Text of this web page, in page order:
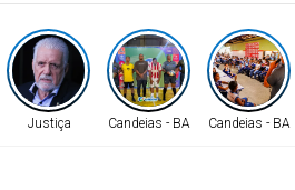
Justiça Candeias - BA Candeias - BA